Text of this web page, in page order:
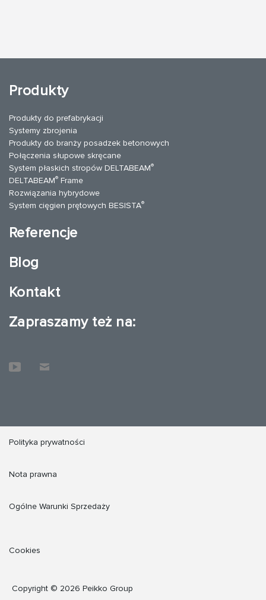
Produkty
Produkty do prefabrykacji
Systemy zbrojenia
Produkty do branży posadzek betonowych
Połączenia słupowe skręcane
System płaskich stropów DELTABEAM®
DELTABEAM® Frame
Rozwiązania hybrydowe
System cięgien prętowych BESISTA®
Referencje
Blog
Kontakt
Zapraszamy też na:
Polityka prywatności
Nota prawna
Ogólne Warunki Sprzedaży
Cookies
Copyright © 2026 Peikko Group